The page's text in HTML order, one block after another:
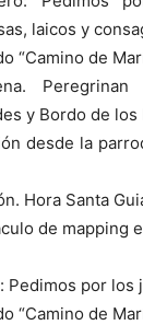
laicos y
“Camino de
y Bordo de los
desde la
Hora Santa
de mapping
Pedimos por los
“Camino de